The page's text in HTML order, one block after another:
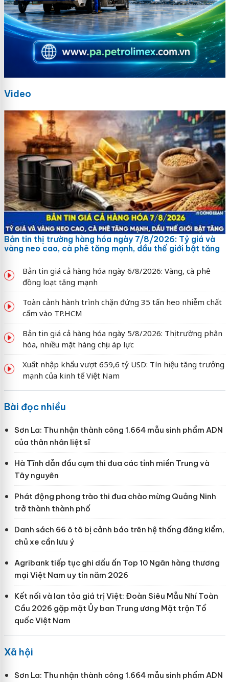
Video
Bản tin thị trường hàng hóa ngày 7/8/2026: Tỷ giá và
vàng neo cao, cà phê tăng mạnh, dầu thế giới bật tăng
Bản tin giá cả hàng hóa ngày 6/8/2026: Vàng, cà phê
đồng loạt tăng mạnh
Toàn cảnh hành trình chặn đứng 35 tấn heo nhiễm chất
cấm vào TP.HCM
Bản tin giá cả hàng hóa ngày 5/8/2026: Thị trường phân
hóa, nhiều mặt hàng chịu áp lực
Xuất nhập khẩu vượt 659,6 tỷ USD: Tín hiệu tăng trưởng
mạnh của kinh tế Việt Nam
Bài đọc nhiều
Sơn La: Thu nhận thành công 1.664 mẫu sinh phẩm ADN
của thân nhân liệt sĩ
Hà Tĩnh dẫn đầu cụm thi đua các tỉnh miền Trung và
Tây nguyên
Phát động phong trào thi đua chào mừng Quảng Ninh
trở thành thành phố
Danh sách 66 ô tô bị cảnh báo trên hệ thống đăng kiểm,
chủ xe cần lưu ý
Agribank tiếp tục ghi dấu ấn Top 10 Ngân hàng thương
mại Việt Nam uy tín năm 2026
Kết nối và lan tỏa giá trị Việt: Đoàn Siêu Mẫu Nhí Toàn
Cầu 2026 gặp mặt Ủy ban Trung ương Mặt trận Tổ
quốc Việt Nam
Xã hội
Sơn La: Thu nhận thành công 1.664 mẫu sinh phẩm ADN